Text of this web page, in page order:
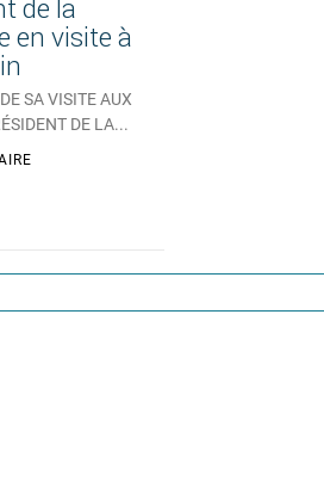
de la
en visite à
SA VISITE AUX
DE LA...